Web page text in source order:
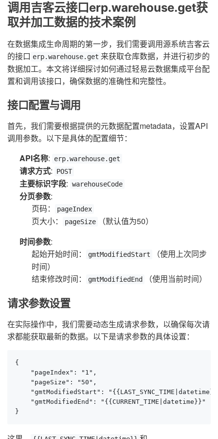
调用吉客云接口erp.warehouse.get获
取并加工数据的技术案例
在数据集成生命周期的第一步，我们需要调用源系统吉客云
的接口 erp.warehouse.get 来获取仓库数据，并进行初步的
数据加工。本文将详细探讨如何通过轻易云数据集成平台配
置和调用该接口，确保数据的准确性和完整性。
接口配置与调用
首先，我们需要根据提供的元数据配置metadata，设置API
调用参数。以下是具体的配置细节：
API名称: erp.warehouse.get
请求方式: POST
主要标识字段: warehouseCode
分页参数:
页码：
pageIndex
页大小： pageSize
（默认值为50）
时间参数:
起始开始时间：
gmtModifiedStart
（使用上次同步
时间）
结束修改时间：
gmtModifiedEnd （使用当前时间）
请求参数设置
在实际操作中，我们需要动态生成请求参数，以确保每次请
求都能获取最新的数据。以下是请求参数的具体设置：
{
    "pageIndex": "1",
    "pageSize": "50",
"gmtModifiedStart":
    "gmtModifiedEnd": "{{CURRENT_TIME|datetime}}"
}